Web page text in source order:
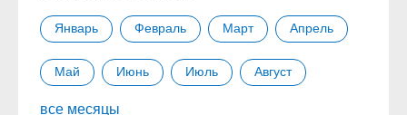
Январь Февраль Март Апрель
Май Июнь Июль Август
все месяцы